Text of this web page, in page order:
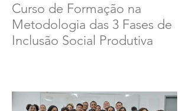
Curso de Formação na
Metodologia das 3 Fases de
Inclusão Social Produtiva